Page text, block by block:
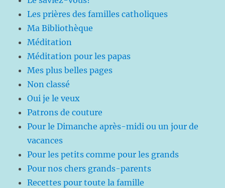
Les prières des familles catholiques
Ma Bibliothèque
Méditation
Méditation pour les papas
Mes plus belles pages
Non classé
Oui je le veux
Patrons de couture
Pour le Dimanche après-midi ou un jour de
vacances
Pour les petits comme pour les grands
Pour nos chers grands-parents
Recettes pour toute la famille